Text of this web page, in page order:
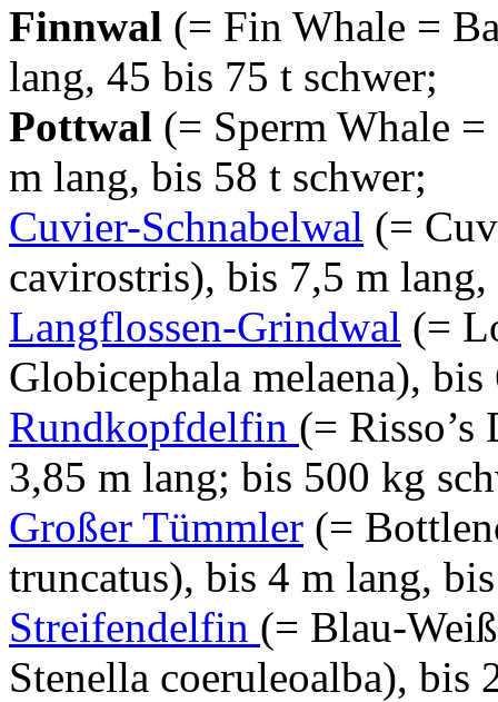
Finnwal (= Fin Whale =
lang, 45 bis 75 t schwer;
Pottwal (= Sperm Whale
m lang, bis 58 t schwer;
Cuvier-Schnabelwal (=
cavirostris), bis 7,5 m
Langflossen-Grindwal (=
Globicephala melaena),
Rundkopfdelfin (=
3,85 m lang; bis 500 kg
Großer Tümmler (=
truncatus), bis 4 m lang,
Streifendelfin (= Blau-
Stenella coeruleoalba), bis